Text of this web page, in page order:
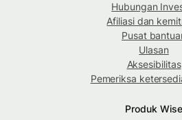
Hubungan
Afiliasi dan
Pusat
Ulasan
Aksesibilitas
Pemeriksa
Produk Wise